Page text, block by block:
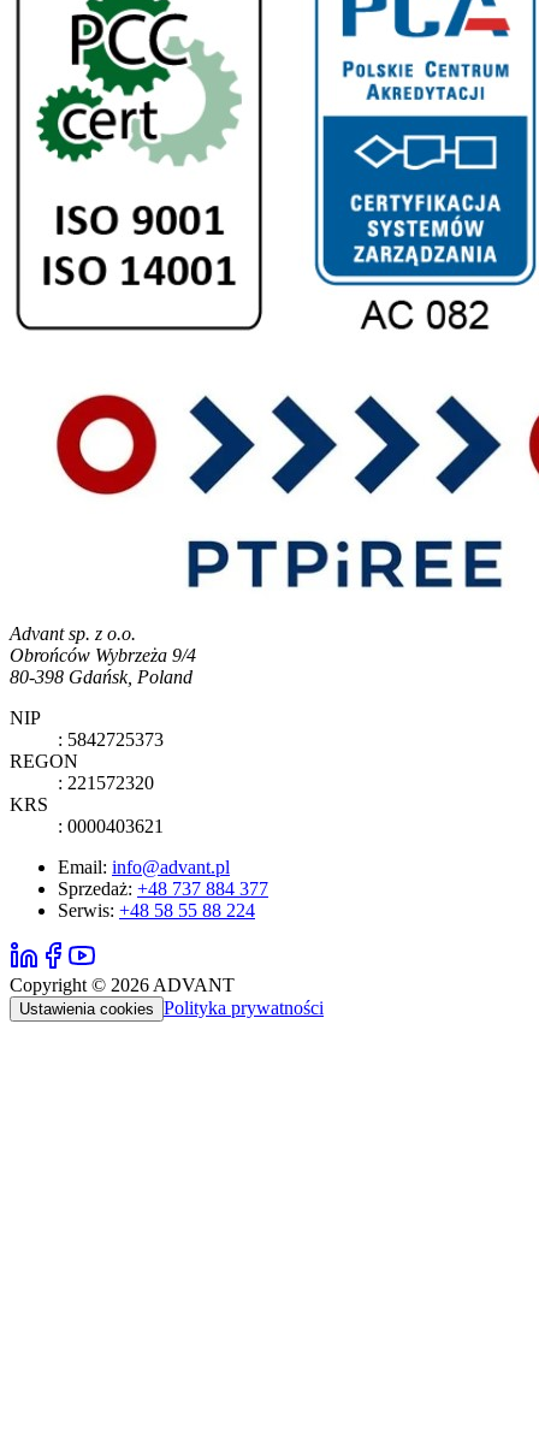
Advant sp. z o.o.
Obrońców Wybrzeża 9/4
80-398 Gdańsk, Poland
NIP
: 5842725373
REGON
: 221572320
KRS
: 0000403621
Email: info@advant.pl
Sprzedaż: +48 737 884 377
Serwis: +48 58 55 88 224
Copyright © 2026 ADVANT
Ustawienia cookies Polityka prywatności